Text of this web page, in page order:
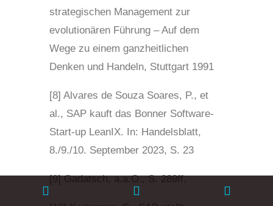
strategischen Management zur
evolutionären Führung – Auf dem
Wege zu einem ganzheitlichen
Denken und Handeln, Stuttgart 1991
[8] Alvares de Souza Soares, P., et
al., SAP kauft das Bonner Software-
Start-up LeanIX. In: Handelsblatt,
8./9./10. September 2023, S. 23
[9] Gadatsch, a.a.O., S. 289ff.